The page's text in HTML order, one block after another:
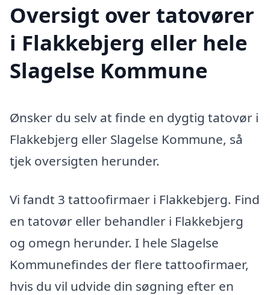
Oversigt over tatovører
i Flakkebjerg eller hele
Slagelse Kommune
Ønsker du selv at finde en dygtig tatovør i
Flakkebjerg eller Slagelse Kommune, så
tjek oversigten herunder.
Vi fandt 3 tattoofirmaer i Flakkebjerg. Find
en tatovør eller behandler i Flakkebjerg
og omegn herunder. I hele Slagelse
Kommunefindes der flere tattoofirmaer,
hvis du vil udvide din søgning efter en